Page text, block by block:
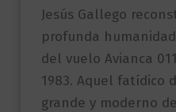
Jesús Gallego
profunda
del vuelo Avianca
1983. Aquel fatídico
grande y moderno